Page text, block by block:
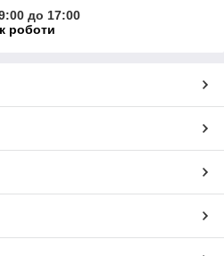
до 17:00
роботи